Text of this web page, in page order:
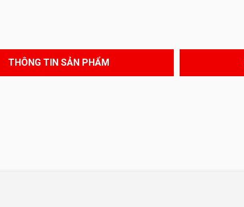
THÔNG TIN SẢN PHẨM